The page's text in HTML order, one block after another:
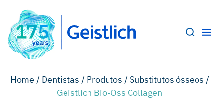
Home / Dentistas / Produtos / Substitutos ósseos /
Geistlich Bio-Oss Collagen